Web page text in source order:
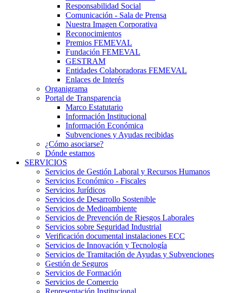
Responsabilidad Social
Comunicación - Sala de Prensa
Nuestra Imagen Corporativa
Reconocimientos
Premios FEMEVAL
Fundación FEMEVAL
GESTRAM
Entidades Colaboradoras FEMEVAL
Enlaces de Interés
Organigrama
Portal de Transparencia
Marco Estatutario
Información Institucional
Información Económica
Subvenciones y Ayudas recibidas
¿Cómo asociarse?
Dónde estamos
SERVICIOS
Servicios de Gestión Laboral y Recursos Humanos
Servicios Económico - Fiscales
Servicios Jurídicos
Servicios de Desarrollo Sostenible
Servicios de Medioambiente
Servicios de Prevención de Riesgos Laborales
Servicios sobre Seguridad Industrial
Verificación documental instalaciones ECC
Servicios de Innovación y Tecnología
Servicios de Tramitación de Ayudas y Subvenciones
Gestión de Seguros
Servicios de Formación
Servicios de Comercio
Representación Institucional